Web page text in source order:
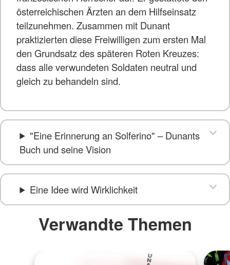
österreichischen Ärzten an dem Hilfseinsatz
teilzunehmen. Zusammen mit Dunant
praktizierten diese Freiwilligen zum ersten Mal
den Grundsatz des späteren Roten Kreuzes:
dass alle verwundeten Soldaten neutral und
gleich zu behandeln sind.
"Eine Erinnerung an Solferino" – Dunants
Buch und seine Vision
Eine Idee wird Wirklichkeit
Verwandte Themen